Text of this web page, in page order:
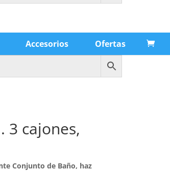
Accesorios Ofertas
3 cajones,
Conjunto de Baño, haz